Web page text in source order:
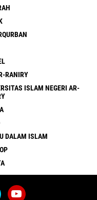
RANIRY
ISLAM NEGERI AR-
DALAM ISLAM